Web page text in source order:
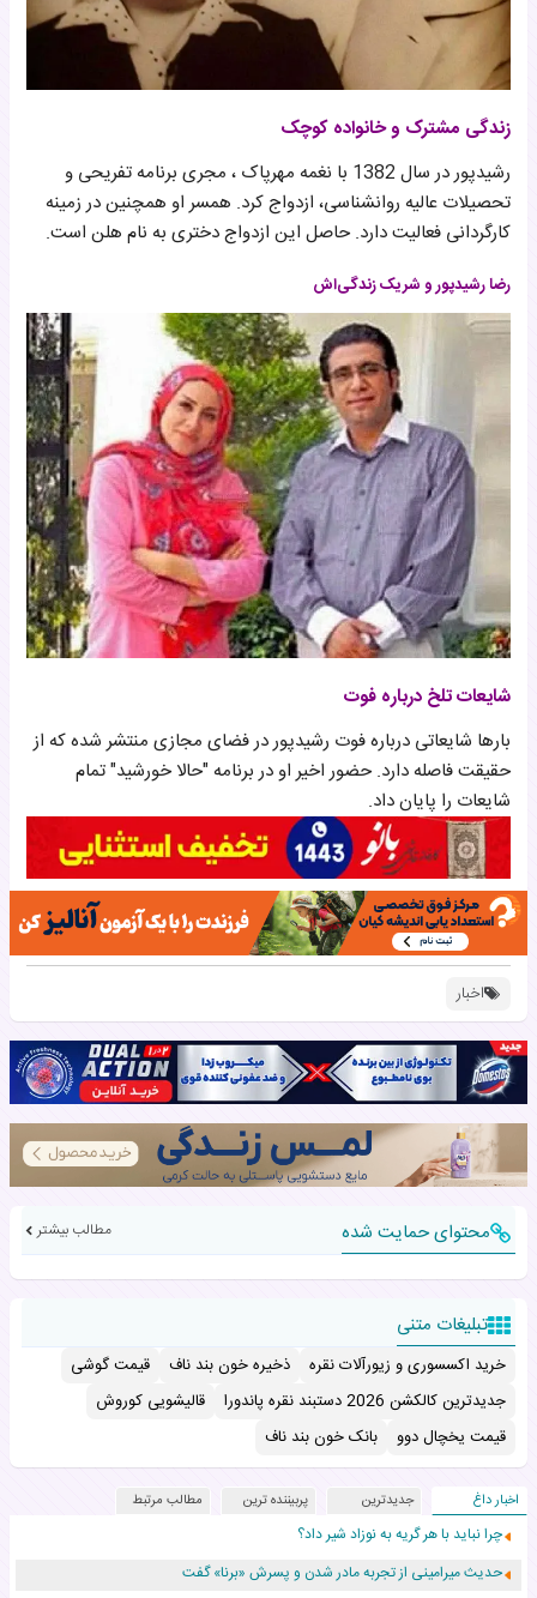
زندگی مشترک و خانواده کوچک
رشیدپور در سال 1382 با نغمه مهرپاک ، مجری برنامه تفریحی و
تحصیلات عالیه روانشناسی، ازدواج کرد. همسر او همچنین در زمینه
کارگردانی فعالیت دارد. حاصل این ازدواج دختری به نام هلن است.
رضا رشیدپور و شریک زندگی‌اش
شایعات تلخ درباره فوت
بارها شایعاتی درباره فوت رشیدپور در فضای مجازی منتشر شده که از
حقیقت فاصله دارد. حضور اخیر او در برنامه "حالا خورشید" تمام
شایعات را پایان داد.
اخبار
محتوای حمایت شده مطالب بیشتر
تبلیغات متنی
خرید اکسسوری و زیورآلات نقره ذخیره خون بند ناف
قیمت گوشی
جدیدترین کالکشن 2026 دستبند نقره پاندورا
قالیشویی کوروش
قیمت یخچال دوو
بانک خون بند ناف
اخبار داغ جدیدترین پربیننده ترین مطالب مرتبط
چرا نباید با هر گریه به نوزاد شیر داد؟
حدیث میرامینی از تجربه مادر شدن و پسرش «برنا» گفت